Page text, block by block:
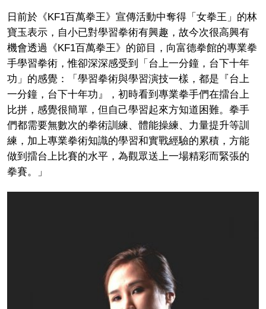
日前於《KF1百萬拳王》宣傳活動中奪得「女拳王」的林
寶玉表示，自小已對學習拳術有興趣，故今次很高興有
機會透過《KF1百萬拳王》的節目，向富德拳館的專業拳
手學習拳術，惟卻深深感受到「台上一分鐘，台下十年
功」的感覺：「學習拳術與學習演技一樣，都是『台上
一分鐘，台下十年功』，初時看到專業拳手們在擂台上
比拼，感覺很簡單，但自己學習起來方知道困難。拳手
們都需要無數次的拳術訓練、體能操練、力量提升等訓
練，加上專業拳術知識的學習和實戰經驗的累積，方能
做到擂台上比賽的水平，為觀眾送上一場精彩而緊張的
拳賽。」